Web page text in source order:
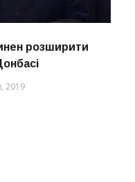
розширити
2019